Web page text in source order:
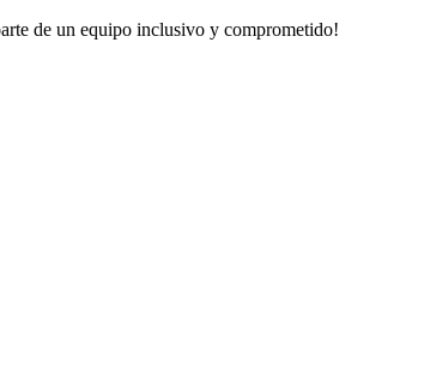
de un equipo inclusivo y comprometido!